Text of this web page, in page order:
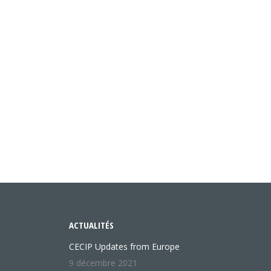
ACTUALITÉS
CECIP Updates from Europe
9 décembre 2021